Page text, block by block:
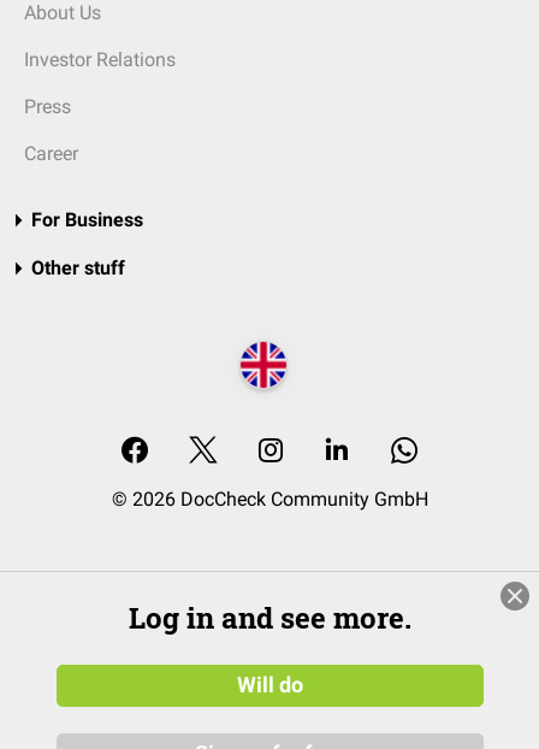
About Us
Investor Relations
Press
Career
For Business
Other stuff
© 2026 DocCheck Community GmbH
Log in and see more.
Will do